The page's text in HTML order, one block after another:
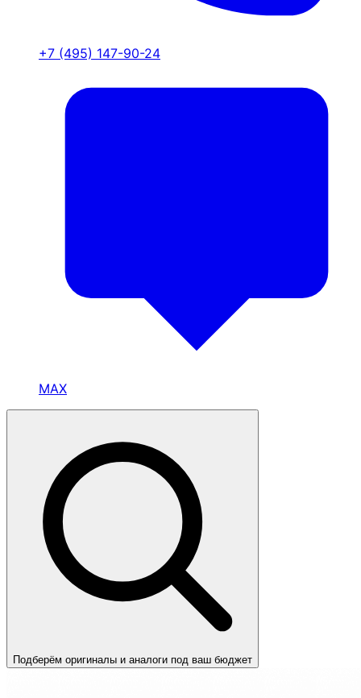
+7 (495) 147-90-24
MAX
Подберём оригиналы и аналоги под ваш бюджет